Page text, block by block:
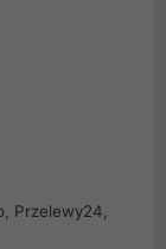
Przelewy24,